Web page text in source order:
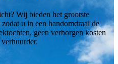
Wij bieden het grootste
u in een handomdraai de
geen verborgen kosten